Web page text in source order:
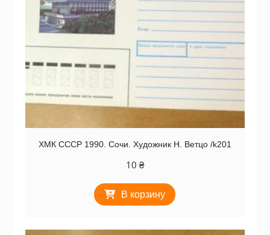
ХМК СССР 1990. Сочи. Художник Н. Ветцо /k201
10 ₴
В корзину